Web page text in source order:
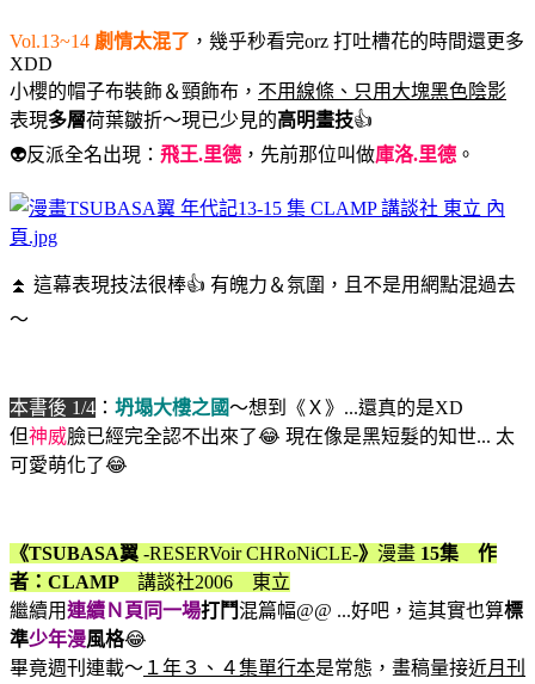
Vol.13~14 劇情太混了 ，幾乎秒看完orz 打吐槽花的時間還更多
XDD
小櫻的帽子布裝飾＆頸飾布， 不用線條、只用大塊黑色陰影
表現多層荷葉皺折～現已少見的高明畫技👍
👽反派全名出現： 飛王.里德 ，先前那位叫做庫洛.里德 。
⏫ 這幕表現技法很棒👍 有魄力＆氛圍，且不是用網點混過去
～
本書後 1/4 ： 坍塌大樓之國～想到《Ｘ》...還真的是XD
但神威臉已經完全認不出來了😂 現在像是黑短髮的知世... 太
可愛萌化了😂
《TSUBASA翼 -RESERVoir CHRoNiCLE-》 漫畫 15集 作
者：CLAMP 講談社2006 東立
繼續用連續Ｎ頁 同一場打鬥混篇幅@@ ...好吧，這其實也算標
準少年漫風格😂
畢竟週刊連載～ １年３、４集單行本是常態，畫稿量接近月刊